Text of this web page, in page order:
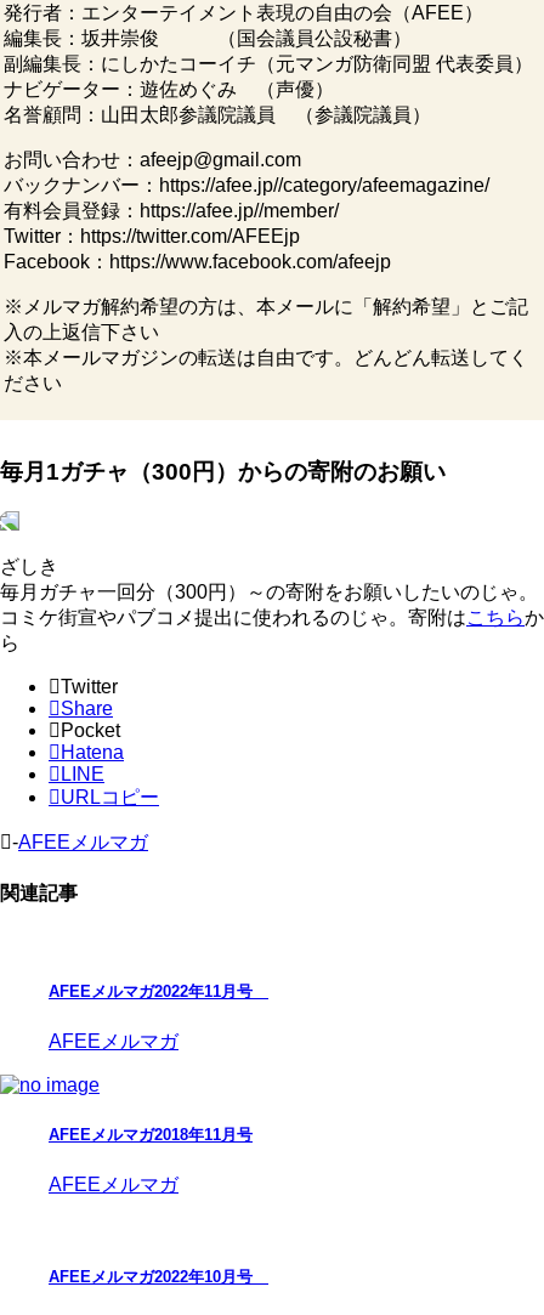
発行者：エンターテイメント表現の自由の会（AFEE）
編集長：坂井崇俊 （国会議員公設秘書）
副編集長：にしかたコーイチ（元マンガ防衛同盟 代表委員）
ナビゲーター：遊佐めぐみ （声優）
名誉顧問：山田太郎参議院議員 （参議院議員）
お問い合わせ：afeejp@gmail.com
バックナンバー：https://afee.jp//category/afeemagazine/
有料会員登録：https://afee.jp//member/
Twitter：https://twitter.com/AFEEjp
Facebook：https://www.facebook.com/afeejp
※メルマガ解約希望の方は、本メールに「解約希望」とご記
入の上返信下さい
※本メールマガジンの転送は自由です。どんどん転送してく
ださい
毎月1ガチャ（300円）からの寄附のお願い
ざしき
毎月ガチャ一回分（300円）～の寄附をお願いしたいのじゃ。
コミケ街宣やパブコメ提出に使われるのじゃ。寄附はこちらか
ら
Twitter
Share
Pocket
Hatena
LINE
URLコピー
-AFEEメルマガ
関連記事
AFEEメルマガ2022年11月号
AFEEメルマガ
AFEEメルマガ2018年11月号
AFEEメルマガ
AFEEメルマガ2022年10月号